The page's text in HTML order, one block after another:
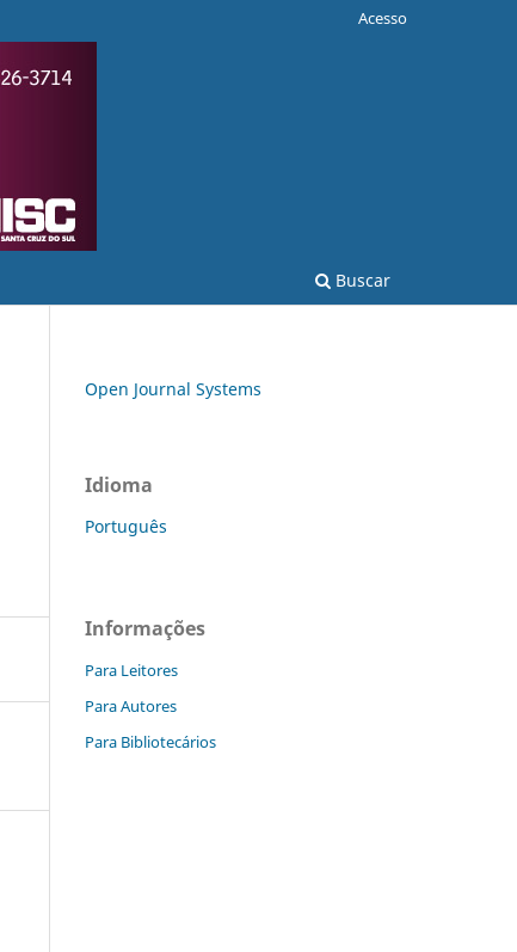
Buscar
Acesso
Open Journal Systems
Idioma
Português
Informações
Para Leitores
Para Autores
Para Bibliotecários